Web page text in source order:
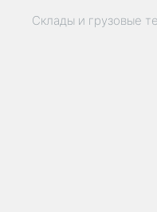
Склады и грузовые